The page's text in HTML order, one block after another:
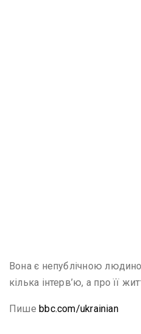
Вона є непублічною
кілька інтерв’ю, а про її
Пишеbbc.com/ukrainian